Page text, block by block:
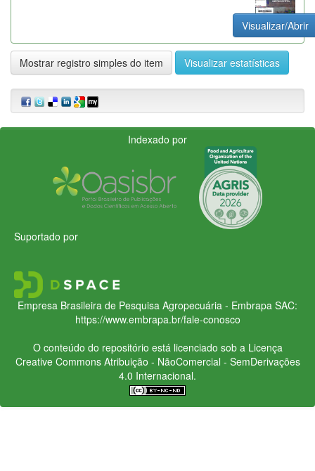
Visualizar/Abrir
Mostrar registro simples do item Visualizar estatísticas
Indexado por
Suportado por
Empresa Brasileira de Pesquisa Agropecuária - Embrapa SAC:
https://www.embrapa.br/fale-conosco
O conteúdo do repositório está licenciado sob a Licença
Creative CommonsAtribuição - NãoComercial - SemDerivações
4.0 Internacional.